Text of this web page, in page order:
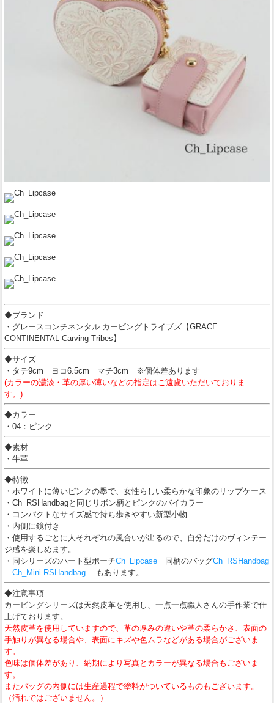
◆ブランド
・グレースコンチネンタル カービングトライブズ【GRACE
CONTINENTAL Carving Tribes】
◆サイズ
・タテ9cm ヨコ6.5cm マチ3cm ※個体差あります
(カラーの濃淡・革の厚い薄いなどの指定はご遠慮いただいておりま
す。)
◆カラー
・04：ピンク
◆素材
・牛革
◆特徴
・ホワイトに薄いピンクの墨で、女性らしい柔らかな印象のリップケース
・Ch_RSHandbagと同じリボン柄とピンクのバイカラー
・コンパクトなサイズ感で持ち歩きやすい新型小物
・内側に鏡付き
・使用するごとに人それぞれの風合いが出るので、自分だけのヴィンテー
ジ感を楽しめます。
・同シリーズのハート型ポーチCh_Lipcase 同柄のバッグCh_RSHandbag
Ch_Mini RSHandbag もあります。
◆注意事項
カービングシリーズは天然皮革を使用し、一点一点職人さんの手作業で仕
上げております。
天然皮革を使用していますので、革の厚みの違いや革の柔らかさ、表面の
手触りが異なる場合や、表面にキズや色ムラなどがある場合がございま
す。
色味は個体差があり、納期により写真とカラーが異なる場合もございま
す。
またバッグの内側には生産過程で塗料がついているものもございます。
（汚れではございません。）